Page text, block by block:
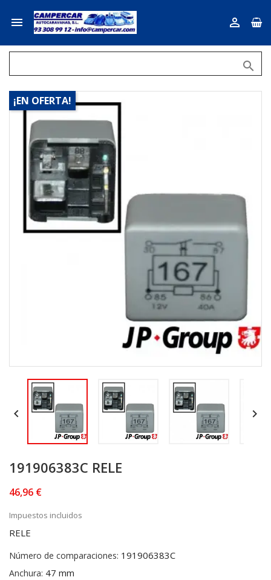
 

¡EN OFERTA!
 
191906383C RELE
46,96 €
Impuestos incluidos
RELE
Número de comparaciones: 191906383C
Anchura: 47 mm